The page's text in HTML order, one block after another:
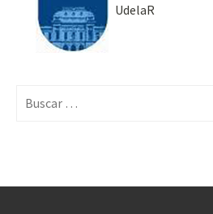
UdelaR